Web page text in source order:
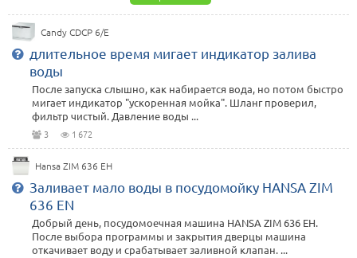
Candy CDCP 6/E
длительное время мигает индикатор залива
воды
После запуска слышно, как набирается вода, но потом быстро
мигает индикатор "ускоренная мойка". Шланг проверил,
фильтр чистый. Давление воды ...
3 1 672
Hansa ZIM 636 EH
Заливает мало воды в посудомойку HANSA ZIM
636 EN
Добрый день, посудомоечная машина HANSA ZIM 636 EH.
После выбора программы и закрытия дверцы машина
откачивает воду и срабатывает заливной клапан. ...